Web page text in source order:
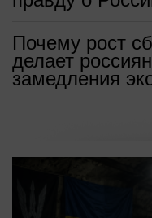
Почему рост
делает
замедления